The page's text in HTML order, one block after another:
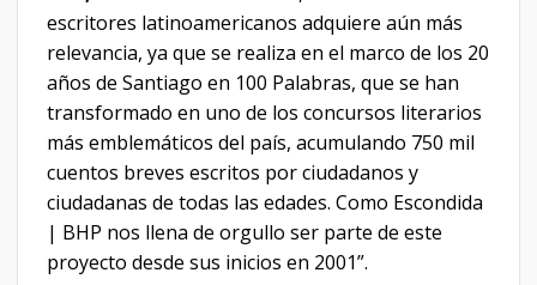
escritores latinoamericanos adquiere aún más
relevancia, ya que se realiza en el marco de los 20
años de Santiago en 100 Palabras, que se han
transformado en uno de los concursos literarios
más emblemáticos del país, acumulando 750 mil
cuentos breves escritos por ciudadanos y
ciudadanas de todas las edades. Como Escondida
| BHP nos llena de orgullo ser parte de este
proyecto desde sus inicios en 2001”.